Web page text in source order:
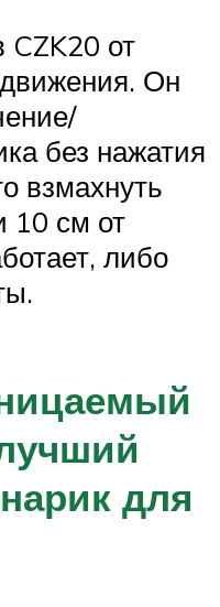
CZK20 от
Он
без нажатия
взмахнуть
10 см от
либо
для